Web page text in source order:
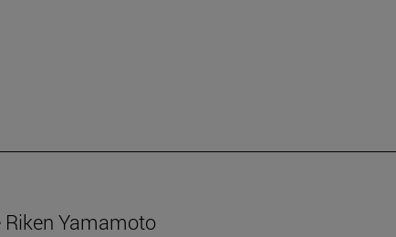
Yamamoto